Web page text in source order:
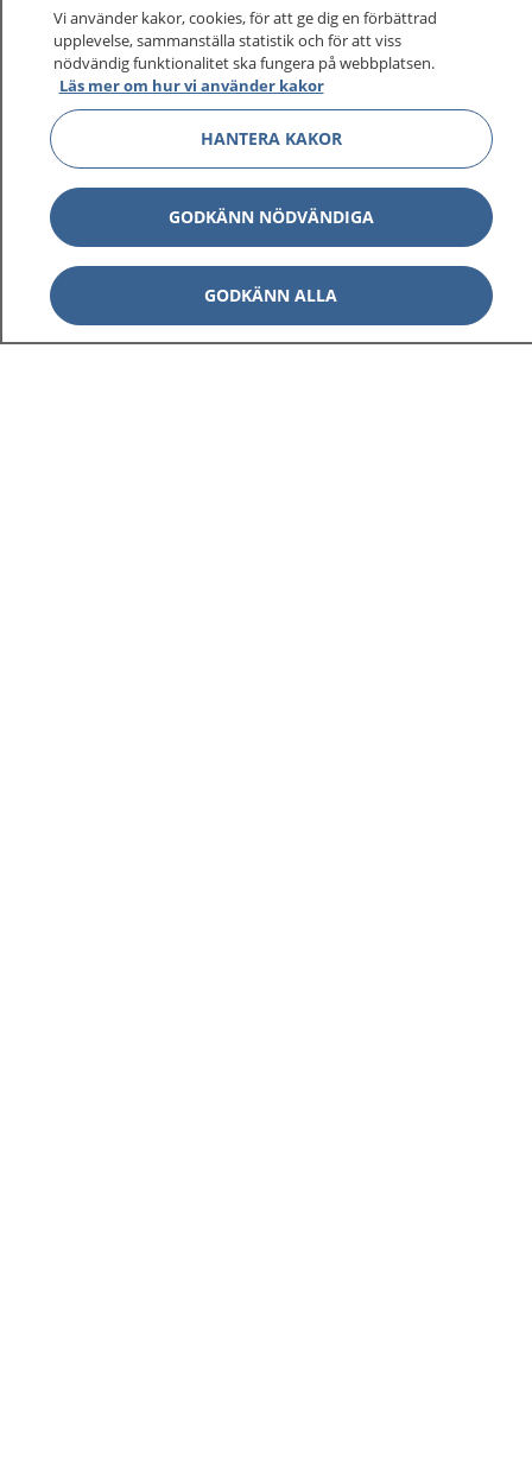
Vi använder kakor, cookies, för att ge dig en förbättrad
upplevelse, sammanställa statistik och för att viss
nödvändig funktionalitet ska fungera på webbplatsen.
Läs mer om hur vi använder kakor
HANTERA KAKOR
GODKÄNN NÖDVÄNDIGA
GODKÄNN ALLA